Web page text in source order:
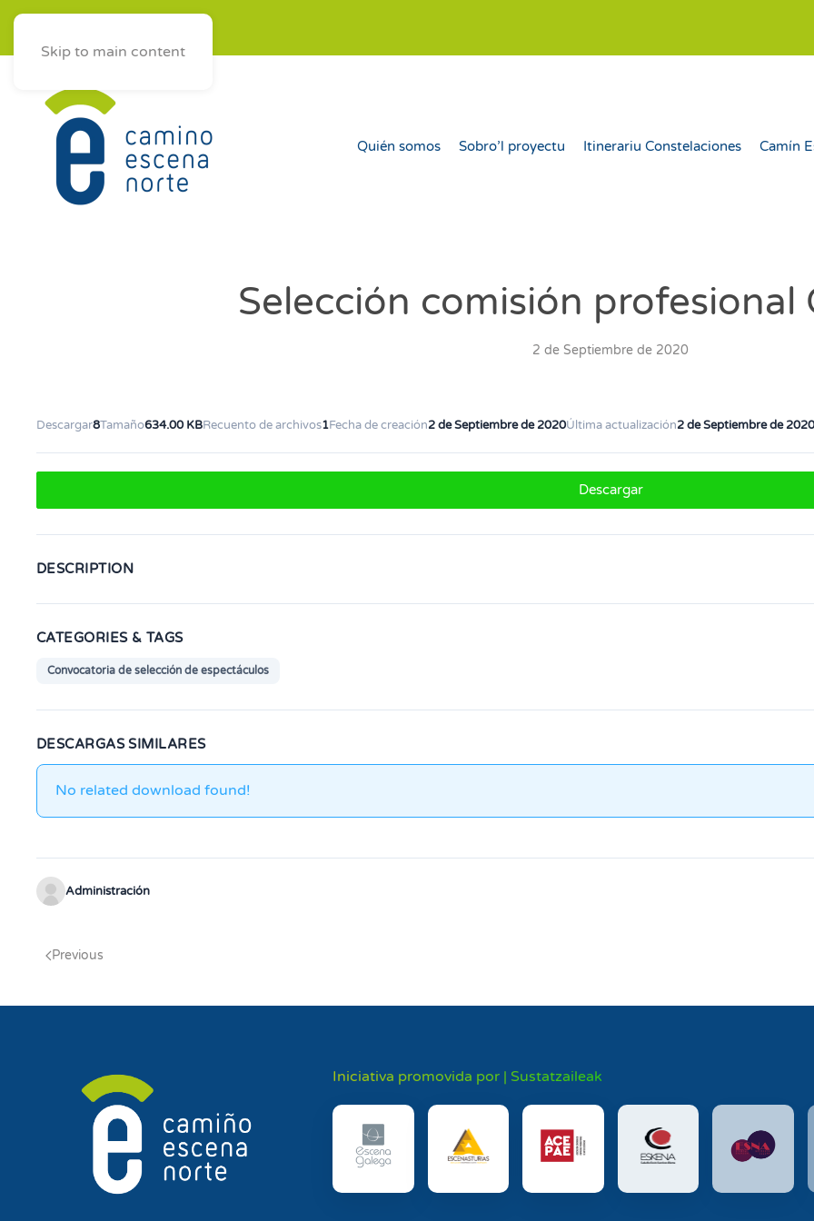
Skip to main content
Quién somos Sobro’l proyectu Itinerariu Constelaciones Camín
Selección comisión profesional
2 de Septiembre de 2020
Descargar8Tamaño634.00 KBRecuento de archivos1Fecha de creación2 de Septiembre de 2020Última actualización2 de Septiembre de 2020
Descargar
DESCRIPTION
CATEGORIES & TAGS
Convocatoria de selección de espectáculos
DESCARGAS SIMILARES
No related download found!
Administración
Previous
Iniciativa promovida por | Sustatzaileak